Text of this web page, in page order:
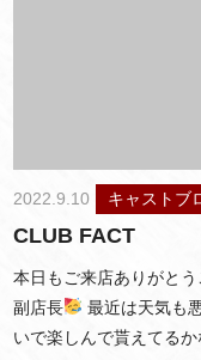
2022.9.10 キャストブ
CLUB FACT
本日もご来店ありがと
副店長
最近は天気も
いで楽しんで貰えてる